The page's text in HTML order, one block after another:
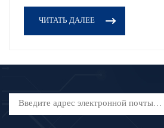
ЧИТАТЬ ДАЛЕЕ